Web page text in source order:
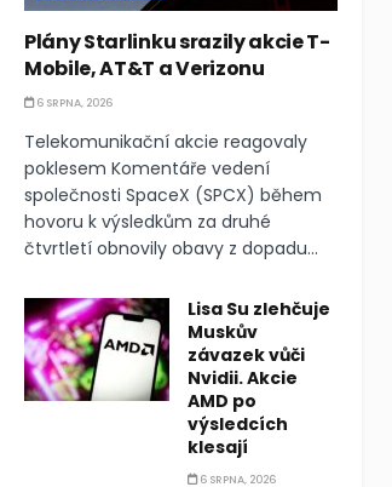
Plány Starlinku srazily akcie T-
Mobile, AT&T a Verizonu
6 SRPNA, 2026
Telekomunikační akcie reagovaly
poklesem Komentáře vedení
společnosti SpaceX (SPCX) během
hovoru k výsledkům za druhé
čtvrtletí obnovily obavy z dopadu...
Lisa Su zlehčuje
Muskův
závazek vůči
Nvidii. Akcie
AMD po
výsledcích
klesají
6 SRPNA, 2026